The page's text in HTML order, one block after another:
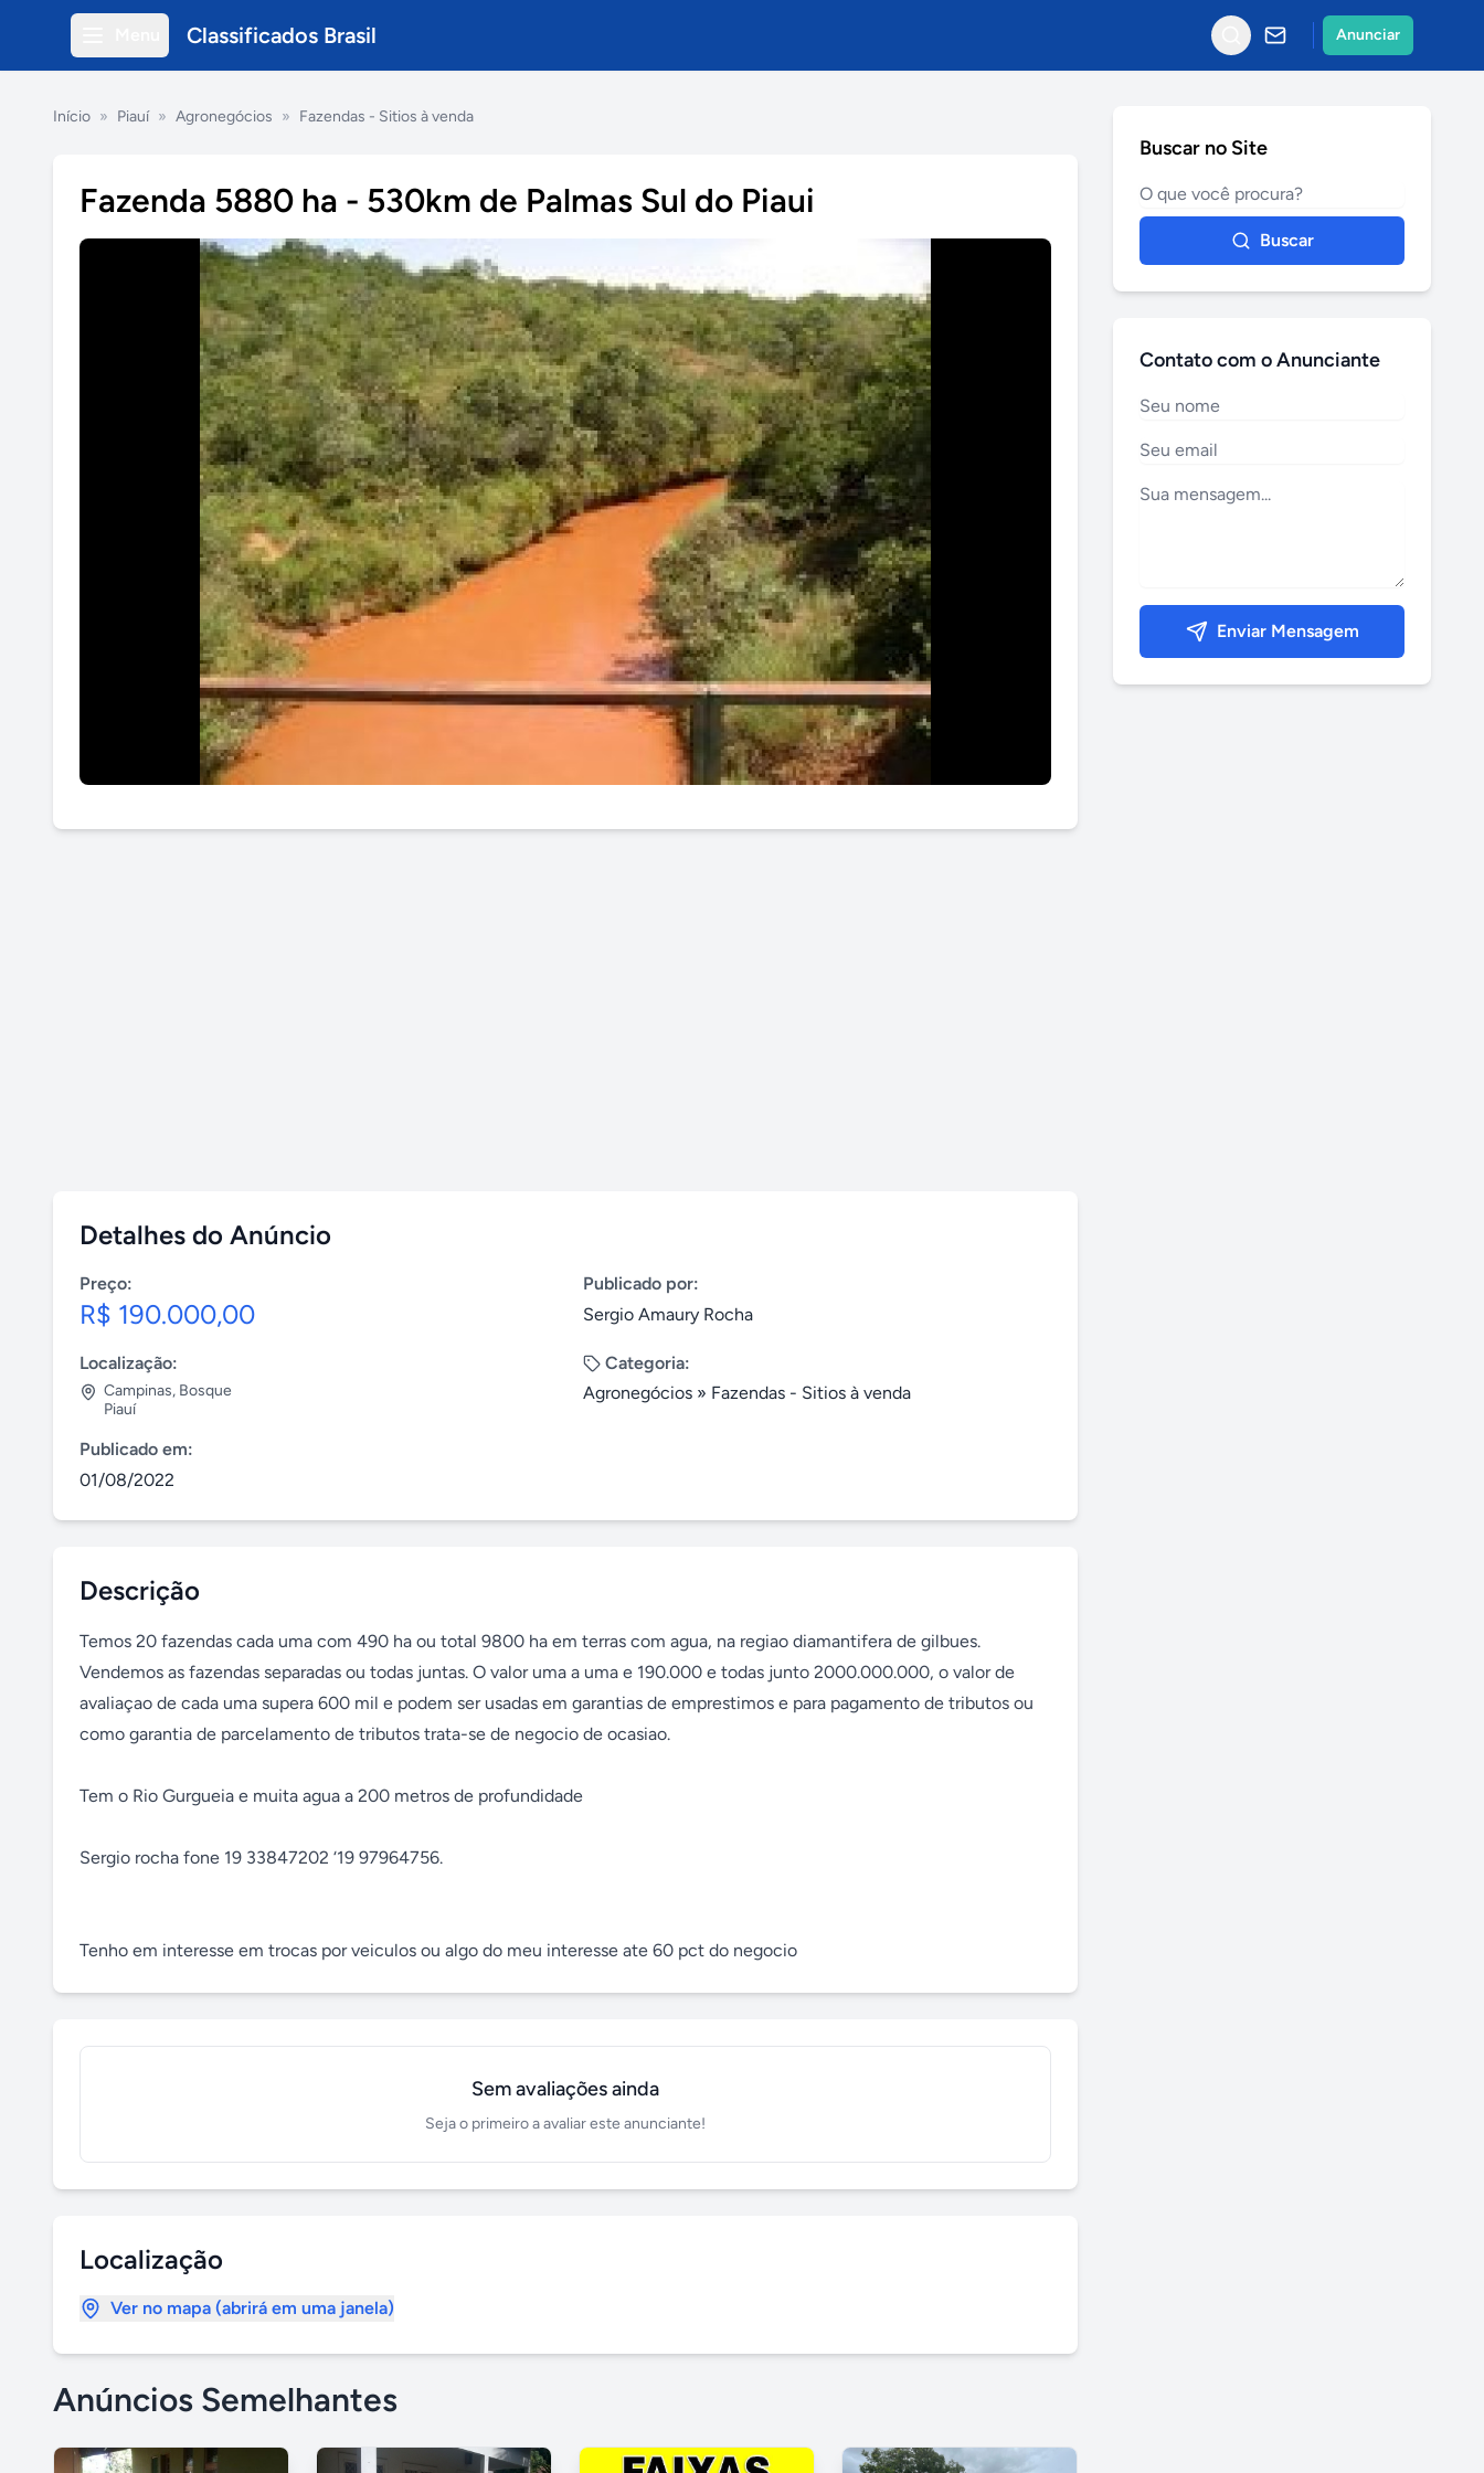
Classificados Brasil Anunciar
Início » Piauí » Agronegócios » Fazendas - Sitios à venda
Fazenda 5880 ha - 530km de Palmas Sul do Piaui
Detalhes do Anúncio
Preço:
R$ 190.000,00
Publicado por:
Sergio Amaury Rocha
Localização:
Campinas, Bosque
Piauí
Categoria:
Agronegócios » Fazendas - Sitios à venda
Publicado em:
01/08/2022
Descrição
Temos 20 fazendas cada uma com 490 ha ou total 9800 ha em terras com agua, na regiao diamantifera de gilbues.
Vendemos as fazendas separadas ou todas juntas. O valor uma a uma e 190.000 e todas junto 2000.000.000, o valor de
avaliaçao de cada uma supera 600 mil e podem ser usadas em garantias de emprestimos e para pagamento de tributos ou
como garantia de parcelamento de tributos trata-se de negocio de ocasiao.
Tem o Rio Gurgueia e muita agua a 200 metros de profundidade
Sergio rocha fone 19 33847202 ‘19 97964756.
Tenho em interesse em trocas por veiculos ou algo do meu interesse ate 60 pct do negocio
Sem avaliações ainda
Seja o primeiro a avaliar este anunciante!
Localização
Ver no mapa (abrirá em uma janela)
Anúncios Semelhantes
Buscar no Site
Buscar
Contato com o Anunciante
Enviar Mensagem